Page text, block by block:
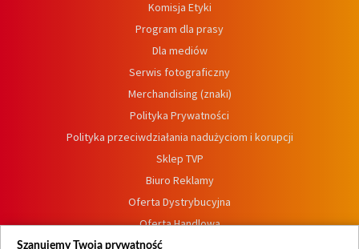
Komisja Etyki
Program dla prasy
Dla mediów
Serwis fotograficzny
Merchandising (znaki)
Polityka Prywatności
Polityka przeciwdziałania nadużyciom i korupcji
Sklep TVP
Biuro Reklamy
Oferta Dystrybucyjna
Oferta Handlowa
Dostępność
Szanujemy Twoją prywatność